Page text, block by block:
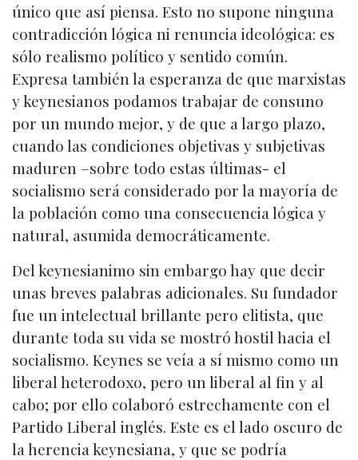
único que así piensa. Esto no supone ninguna
contradicción lógica ni renuncia ideológica: es
sólo realismo político y sentido común.
Expresa también la esperanza de que marxistas
y keynesianos podamos trabajar de consuno
por un mundo mejor, y de que a largo plazo,
cuando las condiciones objetivas y subjetivas
maduren –sobre todo estas últimas- el
socialismo será considerado por la mayoría de
la población como una consecuencia lógica y
natural, asumida democráticamente.
Del keynesianimo sin embargo hay que decir
unas breves palabras adicionales. Su fundador
fue un intelectual brillante pero elitista, que
durante toda su vida se mostró hostil hacia el
socialismo. Keynes se veía a sí mismo como un
liberal heterodoxo, pero un liberal al fin y al
cabo; por ello colaboró estrechamente con el
Partido Liberal inglés. Este es el lado oscuro de
la herencia keynesiana, y que se podría